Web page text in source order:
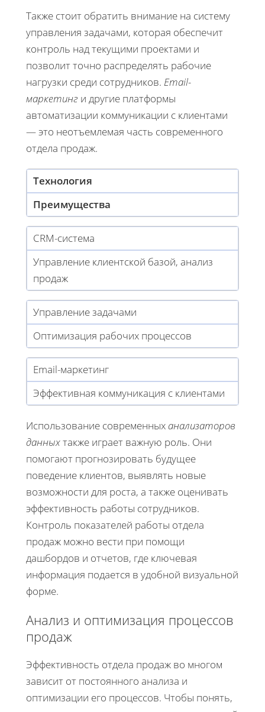
Также стоит обратить внимание на систему
управления задачами, которая обеспечит
контроль над текущими проектами и
позволит точно распределять рабочие
нагрузки среди сотрудников. Email-
маркетинг и другие платформы
автоматизации коммуникации с клиентами
— это неотъемлемая часть современного
отдела продаж.
Технология
Преимущества
CRM-система
Управление клиентской базой, анализ
продаж
Управление задачами
Оптимизация рабочих процессов
Email-маркетинг
Эффективная коммуникация с клиентами
Использование современных анализаторов
данныхтакже играет важную роль. Они
помогают прогнозировать будущее
поведение клиентов, выявлять новые
возможности для роста, а также оценивать
эффективность работы сотрудников.
Контроль показателей работы отдела
продаж можно вести при помощи
дашбордов и отчетов, где ключевая
информация подается в удобной визуальной
форме.
Анализ и оптимизация процессов
продаж
Эффективность отдела продаж во многом
зависит от постоянного анализа и
оптимизации его процессов. Чтобы понять,